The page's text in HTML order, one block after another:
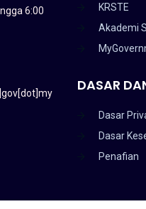
6:00
KRSTE
Akademi
DASAR
Dasar
Dasar
Penafian